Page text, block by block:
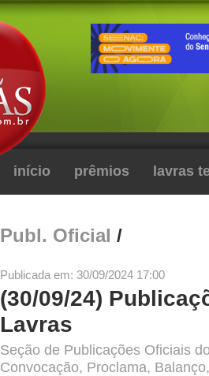
início prêmios lavras
Publ. Oficial /
Publicada em: 30/09/2024 17:00
(30/09/24)
Lavras
Seção de Publicações Oficiais
Convocação, Proclama,